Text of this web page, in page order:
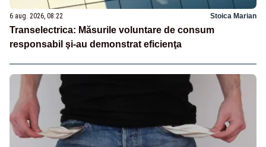
6 aug. 2026, 08:22 Stoica Marian
Transelectrica: Măsurile voluntare de consum
responsabil şi-au demonstrat eficienţa